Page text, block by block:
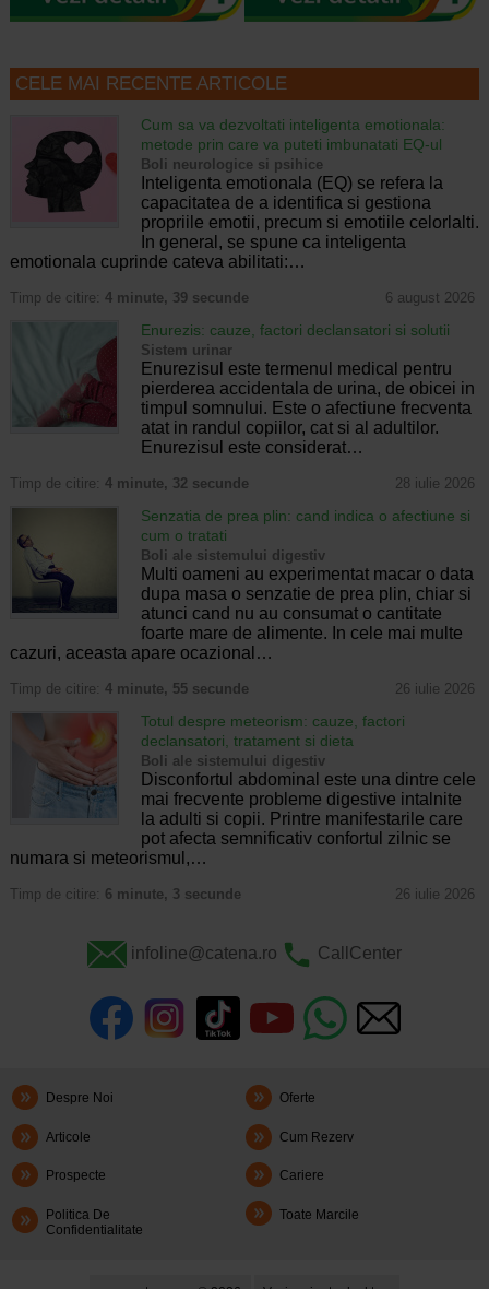
CELE MAI RECENTE ARTICOLE
Cum sa va dezvoltati inteligenta emotionala:
metode prin care va puteti imbunatati EQ-ul
Boli neurologice si psihice
Inteligenta emotionala (EQ) se refera la
capacitatea de a identifica si gestiona
propriile emotii, precum si emotiile celorlalti.
In general, se spune ca inteligenta
emotionala cuprinde cateva abilitati:…
Timp de citire: 4 minute, 39 secunde 6 august 2026
Enurezis: cauze, factori declansatori si solutii
Sistem urinar
Enurezisul este termenul medical pentru
pierderea accidentala de urina, de obicei in
timpul somnului. Este o afectiune frecventa
atat in randul copiilor, cat si al adultilor.
Enurezisul este considerat…
Timp de citire: 4 minute, 32 secunde 28 iulie 2026
Senzatia de prea plin: cand indica o afectiune si
cum o tratati
Boli ale sistemului digestiv
Multi oameni au experimentat macar o data
dupa masa o senzatie de prea plin, chiar si
atunci cand nu au consumat o cantitate
foarte mare de alimente. In cele mai multe
cazuri, aceasta apare ocazional…
Timp de citire: 4 minute, 55 secunde 26 iulie 2026
Totul despre meteorism: cauze, factori
declansatori, tratament si dieta
Boli ale sistemului digestiv
Disconfortul abdominal este una dintre cele
mai frecvente probleme digestive intalnite
la adulti si copii. Printre manifestarile care
pot afecta semnificativ confortul zilnic se
numara si meteorismul,…
Timp de citire: 6 minute, 3 secunde 26 iulie 2026
infoline@catena.ro CallCenter
Despre Noi Oferte
Articole Cum Rezerv
Prospecte Cariere
Politica De
Confidentialitate
Toate Marcile